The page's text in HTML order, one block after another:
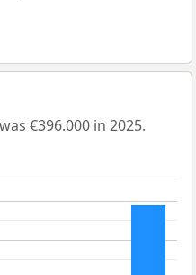
€396.000 in 2025.